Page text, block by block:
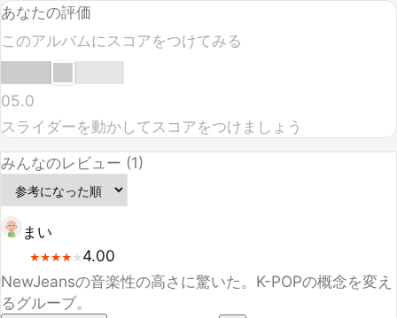
みんなのレビュー (
まい
NewJeansの音楽性の高さに驚いた。K-POPの概念を変え
るグループ。
2026-03-27
高評価のユーザーとスコア
たく★ 4.5
はやと★